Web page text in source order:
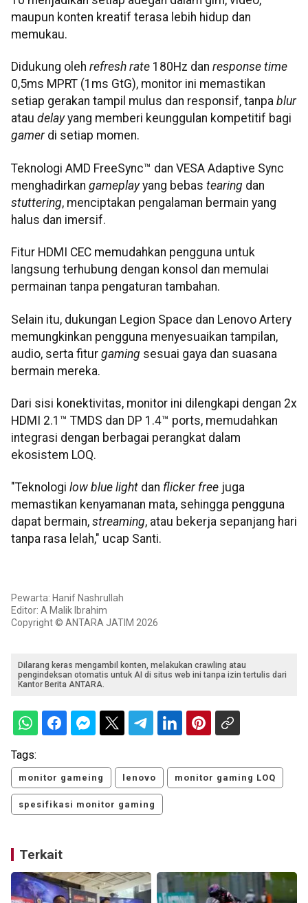
maupun konten kreatif terasa lebih hidup dan
memukau.
Didukung oleh refresh rate 180Hz dan response time
0,5ms MPRT (1ms GtG), monitor ini memastikan
setiap gerakan tampil mulus dan responsif, tanpa blur
atau delayyang memberi keunggulan kompetitif bagi
gamerdi setiap momen.
Teknologi AMD FreeSync™ dan VESA Adaptive Sync
menghadirkan gameplayyang bebas tearing dan
stuttering, menciptakan pengalaman bermain yang
halus dan imersif.
Fitur HDMI CEC memudahkan pengguna untuk
langsung terhubung dengan konsol dan memulai
permainan tanpa pengaturan tambahan.
Selain itu, dukungan Legion Space dan Lenovo Artery
memungkinkan pengguna menyesuaikan tampilan,
audio, serta fitur gaming sesuai gaya dan suasana
bermain mereka.
Dari sisi konektivitas, monitor ini dilengkapi dengan 2x
HDMI 2.1™ TMDS dan DP 1.4™ ports, memudahkan
integrasi dengan berbagai perangkat dalam
ekosistem LOQ.
"Teknologi low blue light dan flicker free juga
memastikan kenyamanan mata, sehingga pengguna
dapat bermain, streaming, atau bekerja sepanjang hari
tanpa rasa lelah," ucap Santi.
Pewarta: Hanif Nashrullah
Editor: A Malik Ibrahim
Copyright © ANTARA JATIM 2026
Dilarang keras mengambil konten, melakukan crawling atau
pengindeksan otomatis untuk AI di situs web ini tanpa izin tertulis dari
Kantor Berita ANTARA.
Tags:
monitor gameing lenovo monitor gaming LOQ
spesifikasi monitor gaming
Terkait